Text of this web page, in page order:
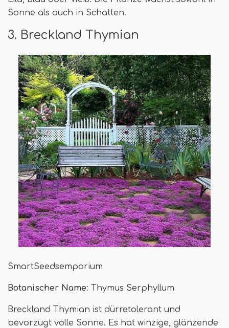
Sonne als auch in Schatten.
3. Breckland Thymian
SmartSeedsemporium
Botanischer Name: Thymus Serphyllum
Breckland Thymian ist dürretolerant und
bevorzugt volle Sonne. Es hat winzige, glänzende